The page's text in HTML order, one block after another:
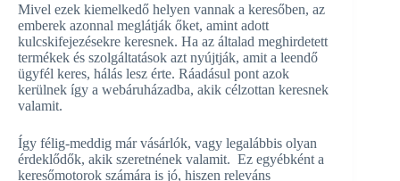
Mivel ezek kiemelkedő helyen vannak a keresőben, az
emberek azonnal meglátják őket, amint adott
kulcskifejezésekre keresnek. Ha az általad meghirdetett
termékek és szolgáltatások azt nyújtják, amit a leendő
ügyfél keres, hálás lesz érte. Ráadásul pont azok
kerülnek így a webáruházadba, akik célzottan keresnek
valamit.
Így félig-meddig már vásárlók, vagy legalábbis olyan
érdeklődők, akik szeretnének valamit. Ez egyébként a
keresőmotorok számára is jó, hiszen releváns